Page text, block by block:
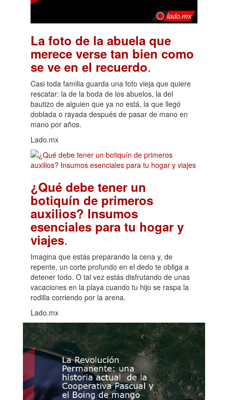
La foto de la abuela que
merece verse tan bien como
se ve en el recuerdo.
Casi toda familia guarda una foto vieja que quiere
rescatar: la de la boda de los abuelos, la del
bautizo de alguien que ya no está, la que llegó
doblada o rayada después de pasar de mano en
mano por años.
Lado.mx
¿Qué debe tener un
botiquín de primeros
auxilios? Insumos
esenciales para tu hogar y
viajes.
Imagina que estás preparando la cena y, de
repente, un corte profundo en el dedo te obliga a
detener todo. O tal vez estás disfrutando de unas
vacaciones en la playa cuando tu hijo se raspa la
rodilla corriendo por la arena.
Lado.mx